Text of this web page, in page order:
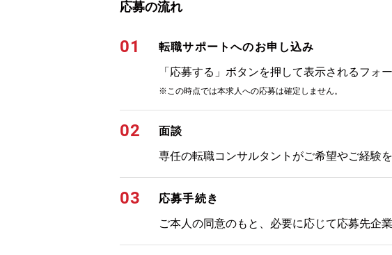
応募の流れ
01
転職サポートへのお申し込み
「応募する」ボタンを押して表示されるフォ
※この時点では本求人への応募は確定しません。
02
面談
専任の転職コンサルタントがご希望やご経験
03
応募手続き
ご本人の同意のもと、必要に応じて応募先企